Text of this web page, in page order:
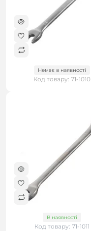
Немає в наявності
Код товару: 71-1010
В наявності
Код товару: 71-1011